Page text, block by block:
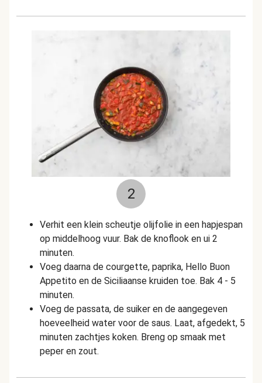
2
Verhit een klein scheutje olijfolie in een hapjespan
op middelhoog vuur. Bak de knoflook en ui 2
minuten.
Voeg daarna de courgette, paprika, Hello Buon
Appetito en de Siciliaanse kruiden toe. Bak 4 - 5
minuten.
Voeg de passata, de suiker en de aangegeven
hoeveelheid water voor de saus. Laat, afgedekt, 5
minuten zachtjes koken. Breng op smaak met
peper en zout.